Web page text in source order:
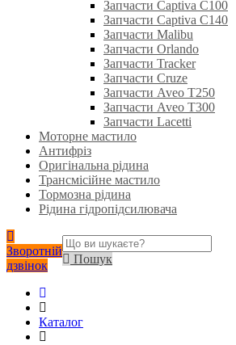
Запчасти Captiva C100
Запчасти Captiva C140
Запчасти Malibu
Запчасти Orlando
Запчасти Tracker
Запчасти Cruze
Запчасти Aveo T250
Запчасти Aveo T300
Запчасти Lacetti
Моторне мастило
Антифріз
Оригінальна рідина
Трансмісійне мастило
Тормозна рідина
Рідина гідропідсилювача
Зворотній
дзвінок
Пошук
Каталог